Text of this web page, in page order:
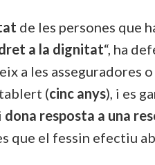
de les persones que
a la dignitat“, ha
a les
(cinc anys), i es
dona resposta a una
que el fessin efectiu